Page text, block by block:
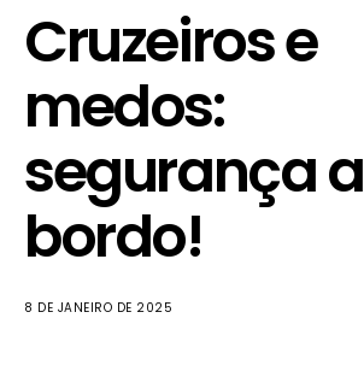
Cruzeiros e
medos:
segurança a
bordo!
8 DE JANEIRO DE 2025